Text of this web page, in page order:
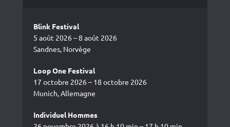
Blink Festival
5 août 2026 – 8 août 2026
Sandnes, Norvège
Loop One Festival
17 octobre 2026 – 18 octobre 2026
Munich, Allemagne
Individuel Hommes